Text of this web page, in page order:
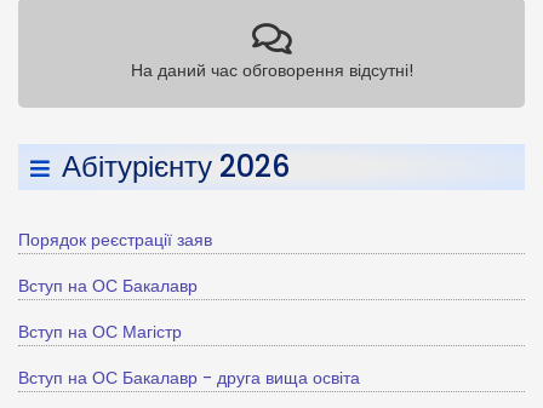
На даний час обговорення відсутні!
Абітурієнту 2026
Порядок реєстрації заяв
Вступ на ОС Бакалавр
Вступ на ОС Магістр
Вступ на ОС Бакалавр - друга вища освіта